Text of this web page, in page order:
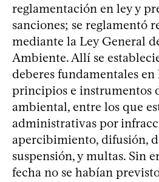
reglamentación en ley y
sanciones; se reglamentó
mediante la Ley General
Ambiente. Allí se
deberes fundamentales en
principios e instrumentos
ambiental, entre los que
administrativas por
apercibimiento, difusión,
suspensión, y multas. Sin
fecha no se habían